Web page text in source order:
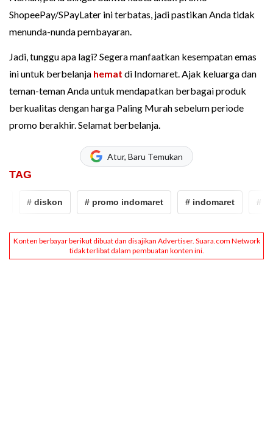
ShopeePay/SPayLater ini terbatas, jadi pastikan Anda tidak
menunda-nunda pembayaran.
Jadi, tunggu apa lagi? Segera manfaatkan kesempatan emas
ini untuk berbelanja hemat di Indomaret. Ajak keluarga dan
teman-teman Anda untuk mendapatkan berbagai produk
berkualitas dengan harga Paling Murah sebelum periode
promo berakhir. Selamat berbelanja.
Atur, Baru Temukan
TAG
# diskon # promo indomaret # indomaret # promo